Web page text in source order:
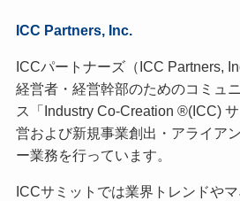
ICC Partners, Inc.
ICCパートナーズ（ICC Partners,
経営者・経営幹部のためのコミュ
ス「Industry Co-Creation ®(ICC)
営および新規事業創出・アライア
ー業務を行っています。
ICCサミットでは業界トレンドや